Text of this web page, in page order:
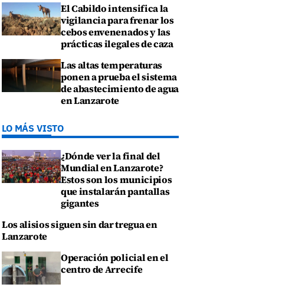
El Cabildo intensifica la
vigilancia para frenar los
cebos envenenados y las
prácticas ilegales de caza
Las altas temperaturas
ponen a prueba el sistema
de abastecimiento de agua
en Lanzarote
LO MÁS VISTO
¿Dónde ver la final del
Mundial en Lanzarote?
Estos son los municipios
que instalarán pantallas
gigantes
Los alisios siguen sin dar tregua en
Lanzarote
Operación policial en el
centro de Arrecife